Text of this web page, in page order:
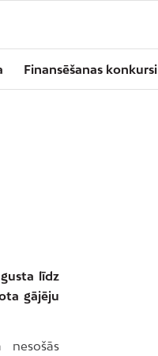
Finansēšanas konkursi
līdz
gājēju